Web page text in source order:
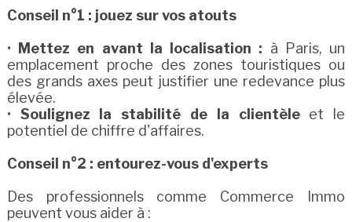
Conseil n°1 : jouez sur vos atouts
• Mettez en avant la localisation : à Paris, un
emplacement proche des zones touristiques ou
des grands axes peut justifier une redevance plus
élevée.
• Soulignez la stabilité de la clientèleet le
potentiel de chiffre d'affaires.
Conseil n°2 : entourez-vous d'experts
Des professionnels comme Commerce Immo
peuvent vous aider à :